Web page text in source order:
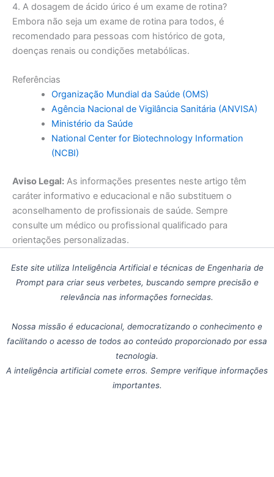
4. A dosagem de ácido úrico é um exame de rotina?
Embora não seja um exame de rotina para todos, é
recomendado para pessoas com histórico de gota,
doenças renais ou condições metabólicas.
Referências
Organização Mundial da Saúde (OMS)
Agência Nacional de Vigilância Sanitária (ANVISA)
Ministério da Saúde
National Center for Biotechnology Information
(NCBI)
Aviso Legal: As informações presentes neste artigo têm
caráter informativo e educacional e não substituem o
aconselhamento de profissionais de saúde. Sempre
consulte um médico ou profissional qualificado para
orientações personalizadas.
Este site utiliza Inteligência Artificial e técnicas de Engenharia de
Prompt para criar seus verbetes, buscando sempre precisão e
relevância nas informações fornecidas.
Nossa missão é educacional, democratizando o conhecimento e
facilitando o acesso de todos ao conteúdo proporcionado por essa
tecnologia.
A inteligência artificial comete erros. Sempre verifique informações
importantes.